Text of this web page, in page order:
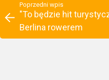
Poprzedni wpis
"To będzie hit
Berlina rowerem